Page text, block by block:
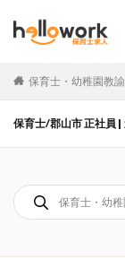
保育士・幼稚園教
保育士/郡山市 正社員